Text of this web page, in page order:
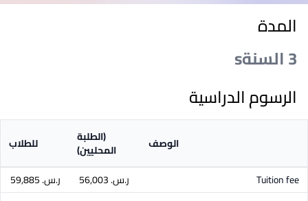
المدة
3 السنةs
الرسوم الدراسية
الوصف (الطلبة
المحليين) للطلاب
Tuition fee ر.س.‏ 56,003
ر.س.‏ 59,885